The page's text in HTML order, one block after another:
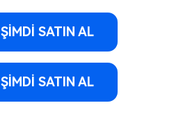
ŞİMDİ SATIN AL
ŞİMDİ SATIN AL